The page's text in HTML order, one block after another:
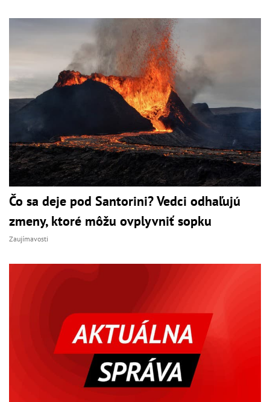
Čo sa deje pod Santorini? Vedci odhaľujú
zmeny, ktoré môžu ovplyvniť sopku
Zaujímavosti